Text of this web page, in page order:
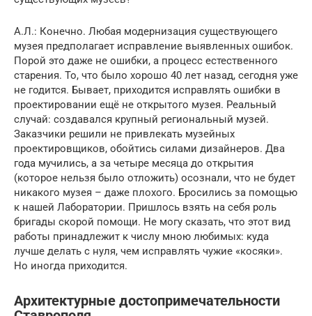
А.Л.: Конечно. Любая модернизация существующего
музея предполагает исправление выявленных ошибок.
Порой это даже не ошибки, а процесс естественного
старения. То, что было хорошо 40 лет назад, сегодня уже
не годится. Бывает, приходится исправлять ошибки в
проектировании ещё не открытого музея. Реальный
случай: создавался крупный региональный музей.
Заказчики решили не привлекать музейных
проектировщиков, обойтись силами дизайнеров. Два
года мучились, а за четыре месяца до открытия
(которое нельзя было отложить) осознали, что не будет
никакого музея – даже плохого. Бросились за помощью
к нашей Лаборатории. Пришлось взять на себя роль
бригады скорой помощи. Не могу сказать, что этот вид
работы принадлежит к числу мною любимых: куда
лучше делать с нуля, чем исправлять чужие «косяки».
Но иногда приходится.
Архитектурные достопримечательности